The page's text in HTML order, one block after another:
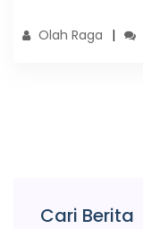
Olah Raga
Cari Berita